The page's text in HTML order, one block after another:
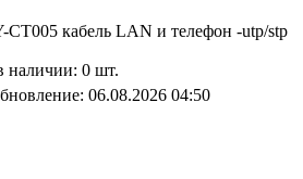
наличии: 0 шт.
06.08.2026 04:50